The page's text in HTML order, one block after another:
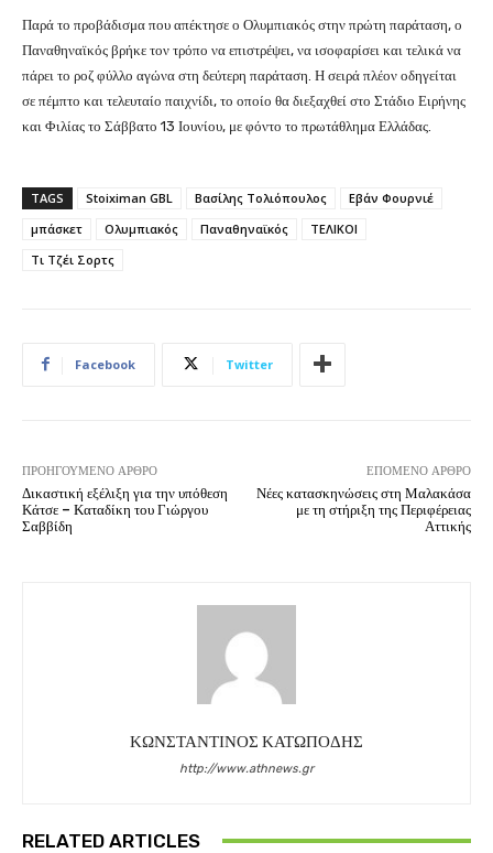
Παρά το προβάδισμα που απέκτησε ο Ολυμπιακός στην πρώτη παράταση, ο
Παναθηναϊκός βρήκε τον τρόπο να επιστρέψει, να ισοφαρίσει και τελικά να
πάρει το ροζ φύλλο αγώνα στη δεύτερη παράταση. Η σειρά πλέον οδηγείται
σε πέμπτο και τελευταίο παιχνίδι, το οποίο θα διεξαχθεί στο Στάδιο Ειρήνης
και Φιλίας το Σάββατο 13 Ιουνίου, με φόντο το πρωτάθλημα Ελλάδας.
TAGS Stoiximan GBL Βασίλης Τολιόπουλος
Εβάν Φουρνιέ
μπάσκετ
Ολυμπιακός Παναθηναϊκός
ΤΕΛΙΚΟΙ
Τι Τζέι Σορτς
Facebook Twitter
ΠΡΟΗΓΟΎΜΕΝΟ ΆΡΘΡΟ
Δικαστική εξέλιξη για την υπόθεση
Κάτσε – Καταδίκη του Γιώργου
Σαββίδη
ΕΠΌΜΕΝΟ ΆΡΘΡΟ
Νέες κατασκηνώσεις στη Μαλακάσα
με τη στήριξη της Περιφέρειας
Αττικής
ΚΩΝΣΤΑΝΤΙΝΟΣ ΚΑΤΩΠΟΔΗΣ
http://www.athnews.gr
RELATED ARTICLES